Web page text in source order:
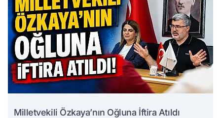
Milletvekili Özkaya’nın Oğluna İftira Atıldı